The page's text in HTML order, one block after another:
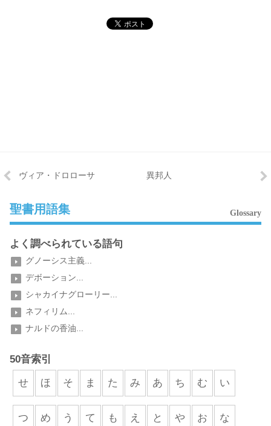
ヴィア・ドロローサ 異邦人
聖書用語集 Glossary
よく調べられている語句
グノーシス主義...
デボーション...
シャカイナグローリー...
ネフィリム...
ナルドの香油...
50音索引
せ ほ そ ま た み あ ち む い
つ め う て も え と や お な